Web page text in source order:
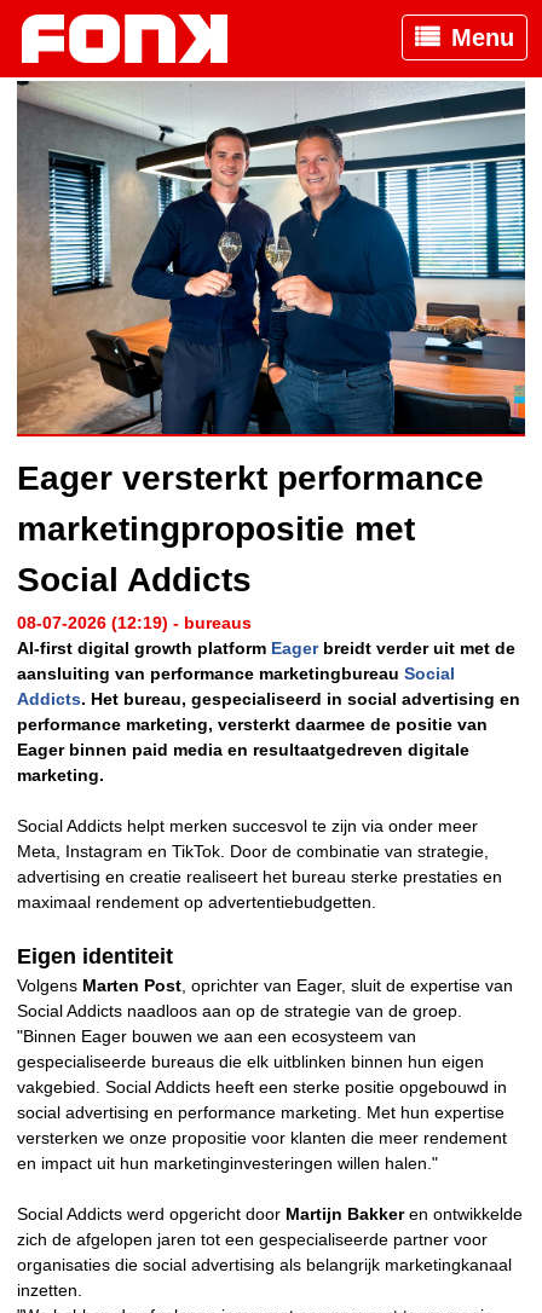
Menu
Eager versterkt performance
marketingpropositie met
Social Addicts
08-07-2026 (12:19) - bureaus
AI-first digital growth platform Eagerbreidt verder uit met de
aansluiting van performance marketingbureau Social
Addicts. Het bureau, gespecialiseerd in social advertising en
performance marketing, versterkt daarmee de positie van
Eager binnen paid media en resultaatgedreven digitale
marketing.
Social Addicts helpt merken succesvol te zijn via onder meer
Meta, Instagram en TikTok. Door de combinatie van strategie,
advertising en creatie realiseert het bureau sterke prestaties en
maximaal rendement op advertentiebudgetten.
Eigen identiteit
Volgens Marten Post , oprichter van Eager, sluit de expertise van
Social Addicts naadloos aan op de strategie van de groep.
"Binnen Eager bouwen we aan een ecosysteem van
gespecialiseerde bureaus die elk uitblinken binnen hun eigen
vakgebied. Social Addicts heeft een sterke positie opgebouwd in
social advertising en performance marketing. Met hun expertise
versterken we onze propositie voor klanten die meer rendement
en impact uit hun marketinginvesteringen willen halen."
Social Addicts werd opgericht door Martijn Bakkeren ontwikkelde
zich de afgelopen jaren tot een gespecialiseerde partner voor
organisaties die social advertising als belangrijk marketingkanaal
inzetten.